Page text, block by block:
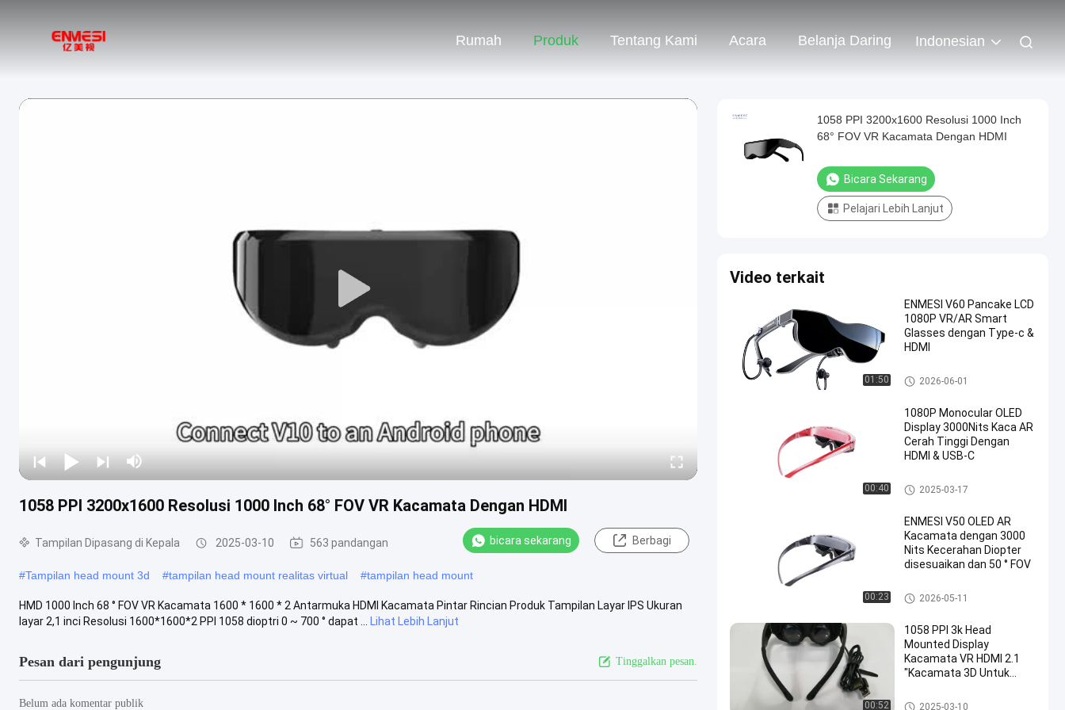
Rumah Produk Tentang Kami Acara Belanja Daring Indonesian
1058 PPI 3200x1600 Resolusi 1000 Inch 68° FOV VR Kacamata Dengan HDMI
Tampilan Dipasang di Kepala 2025-03-10 563 pandangan bicara sekarang Berbagi
#Tampilan head mount 3d #tampilan head mount realitas virtual #tampilan head mount
HMD 1000 Inch 68 ° FOV VR Kacamata 1600 * 1600 * 2 Antarmuka HDMI Kacamata Pintar Rincian Produk Tampilan Layar IPS Ukuran
layar 2,1 inci Resolusi 1600*1600*2 PPI 1058 dioptri 0 ~ 700 ° dapat ...
Lihat Lebih Lanjut
Pesan dari pengunjung Tinggalkan pesan.
Belum ada komentar publik
1058 PPI 3200x1600 Resolusi 1000 Inch
68° FOV VR Kacamata Dengan HDMI
Bicara Sekarang
Pelajari Lebih Lanjut
Video terkait
01:50
ENMESI V60 Pancake LCD
1080P VR/AR Smart
Glasses dengan Type-c &
HDMI
Kacamata Cerdas VR
2026-06-01
00:40
1080P Monocular OLED
Display 3000Nits Kaca AR
Cerah Tinggi Dengan
HDMI & USB-C
Tampilan Dipasang di Kepala
2025-03-17
00:23
ENMESI V50 OLED AR
Kacamata dengan 3000
Nits Kecerahan Diopter
disesuaikan dan 50 ° FOV
Tampilan Dipasang di Kepala
2026-05-11
00:52
1058 PPI 3k Head
Mounted Display
Kacamata VR HDMI 2.1
"Kacamata 3D Untuk
Tampilan Dipasang di Kepala
2025-03-10